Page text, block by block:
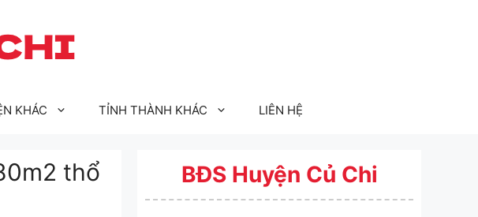
KHÁC TỈNH THÀNH KHÁC LIÊN HỆ
thổ
BĐS Huyện Củ Chi